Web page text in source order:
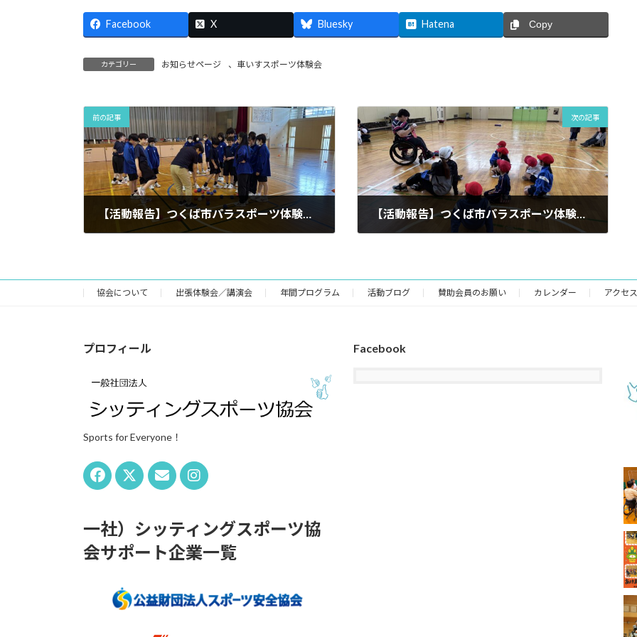
Facebook X Bluesky Hatena Copy
カテゴリー お知らせページ 、 車いすスポーツ体験会
前の記事
【活動報告】つくば市パラスポーツ体験出前教室 つくば市立手代木中学校！
次の記事
【活動報告】つくば市パラスポーツ体験出前教室 つくば市立栗原小学校・香取台小学校！
協会について 出張体験会／講演会 年間プログラム 活動ブログ 賛助会員のお願い カレンダー アクセ
プロフィール
Sports for Everyone！
一社）シッティングスポーツ協
会サポート企業一覧
Facebook